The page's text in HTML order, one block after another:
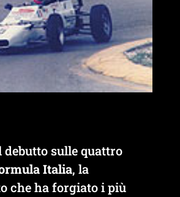
sulle quattro
Italia, la
che ha forgiato i più